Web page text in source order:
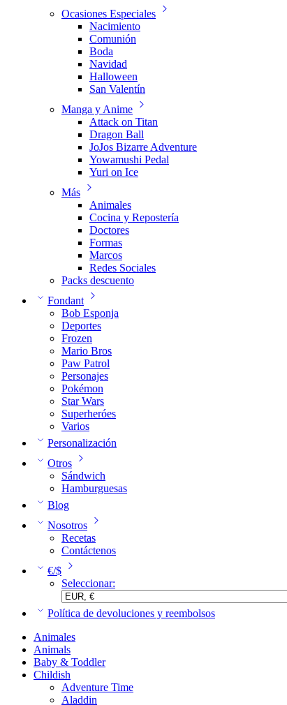
Ocasiones Especiales
Nacimiento
Comunión
Boda
Navidad
Halloween
San Valentín
Manga y Anime
Attack on Titan
Dragon Ball
JoJos Bizarre Adventure
Yowamushi Pedal
Yuri on Ice
Más
Animales
Cocina y Repostería
Doctores
Formas
Marcos
Redes Sociales
Packs descuento
Fondant
Bob Esponja
Deportes
Frozen
Mario Bros
Paw Patrol
Personajes
Pokémon
Star Wars
Superheróes
Varios
Personalización
Otros
Sándwich
Hamburguesas
Blog
Nosotros
Recetas
Contáctenos
€/$
Seleccionar:
Política de devoluciones y reembolsos
Animales
Animals
Baby & Toddler
Childish
Adventure Time
Aladdin